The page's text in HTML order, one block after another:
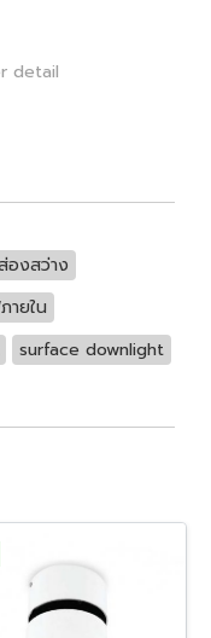
detail
องสว่าง
ายใน
surface downlight